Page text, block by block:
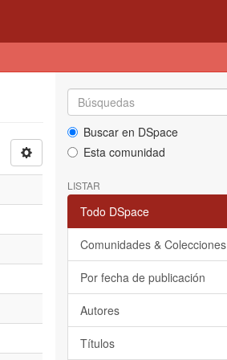
Buscar en DSpace
Esta comunidad
LISTAR
Todo DSpace
Comunidades & Colecciones
Por fecha de publicación
Autores
Títulos